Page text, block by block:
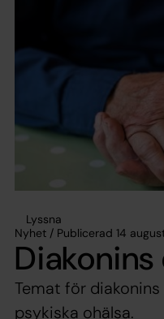
Lyssna
Nyhet / Publicerad 14
Temat för
psykiska ohälsa.